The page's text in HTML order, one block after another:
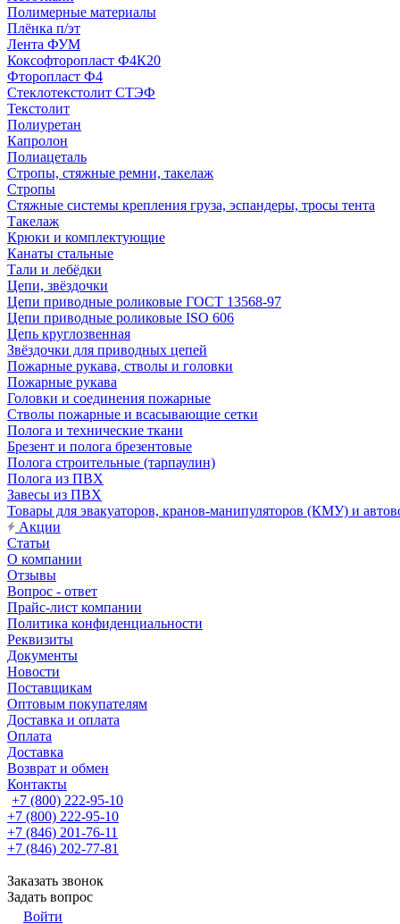
Полимерные материалы
Плёнка п/эт
Лента ФУМ
Коксофторопласт Ф4К20
Фторопласт Ф4
Стеклотекстолит СТЭФ
Текстолит
Полиуретан
Капролон
Полиацеталь
Стропы, стяжные ремни, такелаж
Стропы
Стяжные системы крепления груза, эспандеры, тросы тента
Такелаж
Крюки и комплектующие
Канаты стальные
Тали и лебёдки
Цепи, звёздочки
Цепи приводные роликовые ГОСТ 13568-97
Цепи приводные роликовые ISO 606
Цепь круглозвенная
Звёздочки для приводных цепей
Пожарные рукава, стволы и головки
Пожарные рукава
Головки и соединения пожарные
Стволы пожарные и всасывающие сетки
Полога и технические ткани
Брезент и полога брезентовые
Полога строительные (тарпаулин)
Полога из ПВХ
Завесы из ПВХ
Товары для эвакуаторов, кранов-манипуляторов (КМУ) и
Акции
Статьи
О компании
Отзывы
Вопрос - ответ
Прайс-лист компании
Политика конфиденциальности
Реквизиты
Документы
Новости
Поставщикам
Оптовым покупателям
Доставка и оплата
Оплата
Доставка
Возврат и обмен
Контакты
+7 (800) 222-95-10
+7 (800) 222-95-10
+7 (846) 201-76-11
+7 (846) 202-77-81
Заказать звонок
Задать вопрос
Войти